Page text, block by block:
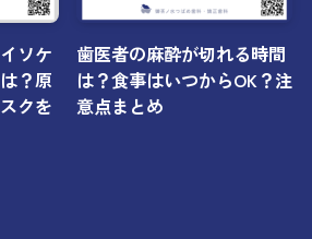
ソケ
？原
クを
歯医者の麻酔が切れる時間
は？食事はいつからOK？注
意点まとめ